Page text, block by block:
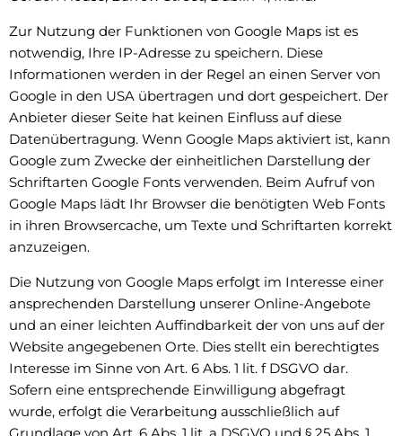
Zur Nutzung der Funktionen von Google Maps ist es
notwendig, Ihre IP-Adresse zu speichern. Diese
Informationen werden in der Regel an einen Server von
Google in den USA übertragen und dort gespeichert. Der
Anbieter dieser Seite hat keinen Einfluss auf diese
Datenübertragung. Wenn Google Maps aktiviert ist, kann
Google zum Zwecke der einheitlichen Darstellung der
Schriftarten Google Fonts verwenden. Beim Aufruf von
Google Maps lädt Ihr Browser die benötigten Web Fonts
in ihren Browsercache, um Texte und Schriftarten korrekt
anzuzeigen.
Die Nutzung von Google Maps erfolgt im Interesse einer
ansprechenden Darstellung unserer Online-Angebote
und an einer leichten Auffindbarkeit der von uns auf der
Website angegebenen Orte. Dies stellt ein berechtigtes
Interesse im Sinne von Art. 6 Abs. 1 lit. f DSGVO dar.
Sofern eine entsprechende Einwilligung abgefragt
wurde, erfolgt die Verarbeitung ausschließlich auf